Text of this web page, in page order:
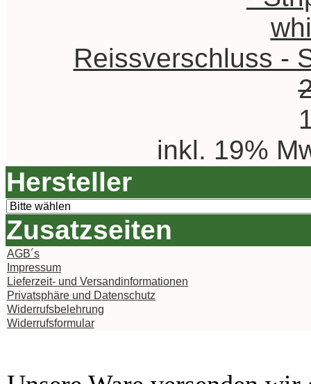
Reissverschluss -
inkl. 19%
Hersteller
Zusatzseiten
AGB´s
Impressum
Lieferzeit- und Versandinformationen
Privatsphäre und Datenschutz
Widerrufsbelehrung
Widerrufsformular